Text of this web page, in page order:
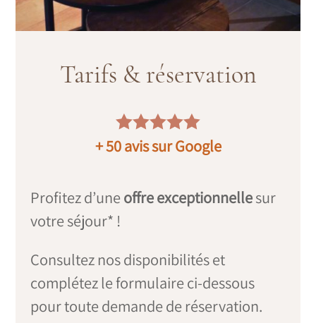
Tarifs & réservation

+ 50 avis sur Google
Profitez d’une offre exceptionnellesur
votre séjour* !
Consultez nos disponibilités et
complétez le formulaire ci-dessous
pour toute demande de réservation.